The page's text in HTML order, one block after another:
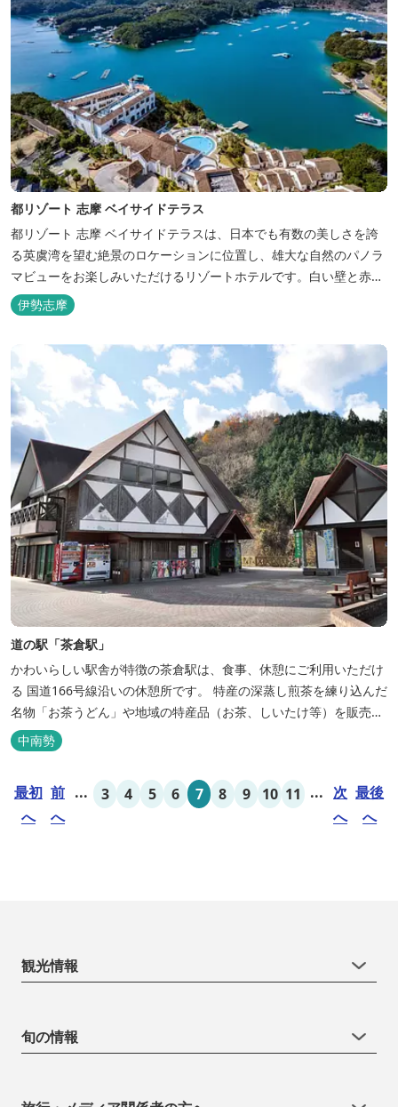
都リゾート 志摩 ベイサイドテラス
都リゾート 志摩 ベイサイドテラスは、日本でも有数の美しさを誇
る英虞湾を望む絶景のロケーションに位置し、雄大な自然のパノラ
マビューをお楽しみいただけるリゾートホテルです。白い壁と赤瓦
の屋根が連なる外観が印象的で、開放的なスパニッシュスタイルを
取り入れた建築美は陽気で自由な寛ぎを感じさせ、まるで異国に足
を踏み入れたと錯覚するほど、どこを歩いても絵になるホテルで
す。
伊勢志摩
道の駅「茶倉駅」
かわいらしい駅舎が特徴の茶倉駅は、食事、休憩にご利用いただけ
る 国道166号線沿いの休憩所です。 特産の深蒸し煎茶を練り込んだ
名物「お茶うどん」や地域の特産品（お茶、しいたけ等）を販売。
吊り橋をわたれば宿泊施設のエバーグレイズ香肌峡まですぐ。 【イ
チオシ名物】 ・味噌カツ丼…地元産の甘味噌を使ったボリュームた
中南勢
最初
へ
前
へ
... 3 4 5 6 7 8 9 10 11 ... 次
へ
最後
へ
観光情報
旬の情報